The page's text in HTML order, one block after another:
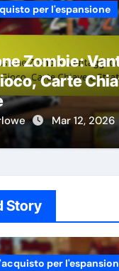
per l'espansione
Zombie:
Carte
Mar 12, 2026
Story
per